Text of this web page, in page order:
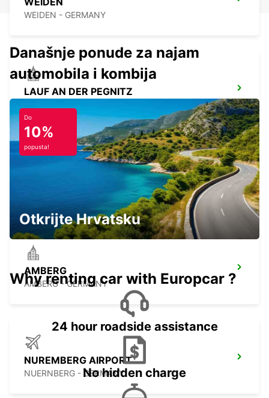
WEIDEN - GERMANY
LAUF AN DER PEGNITZ
ERLANGEN - GERMANY
AMBERG
AMBERG - GERMANY
NUREMBERG AIRPORT
NUERNBERG - GERMANY
Današnje ponude za najam
automobila i kombija
Do
10%
popusta!
Otkrijte Hrvatsku
Why renting car with Europcar ?
24 hour roadside assistance
No hidden charge